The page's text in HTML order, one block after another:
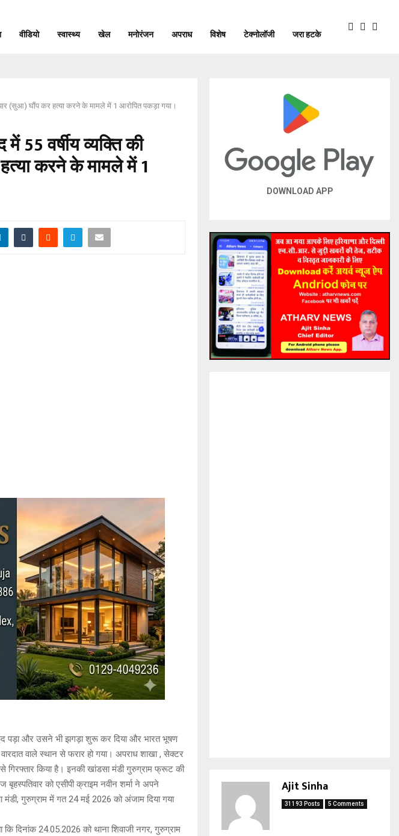
वीडियो स्वास्थ्य खेल मनोरंजन अपराध विशेष टेक्नोलॉजी जरा हटके
(सुआ) घौंप कर हत्या करने के मामले में 1 आरोपित पकड़ा गया।
55 वर्षीय व्यक्ति की
करने के मामले में 1
पड़ा और उसने भी झगड़ा शुरू कर दिया और भारत भूषण
वाले स्थान से फरार हो गया। अपराध शाखा , सेक्टर
किया है। इनकी खांडसा मंडी गुरुग्राम फ्रूट की
को एसीपी क्राइम नवीन शर्मा ने अपने
गुरुग्राम में गत 24 मई 2026 को अंजाम दिया गया
कि दिनांक 24.05.2026 को थाना शिवाजी नगर, गुरुग्राम
DOWNLOAD APP
Ajit Sinha
31193 Posts 5 Comments